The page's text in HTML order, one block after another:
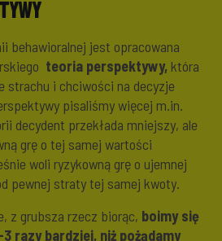
behawioralnej jest opracowana
teoria perspektywy, która
strachu i chciwości na decyzje
pisaliśmy więcej m.in.
decydent przekłada mniejszy, ale
grę o tej samej wartości
woli ryzykowną grę o ujemnej
pewnej straty tej samej kwoty.
z grubsza rzecz biorąc, boimy się
razy bardziej, niż pożądamy